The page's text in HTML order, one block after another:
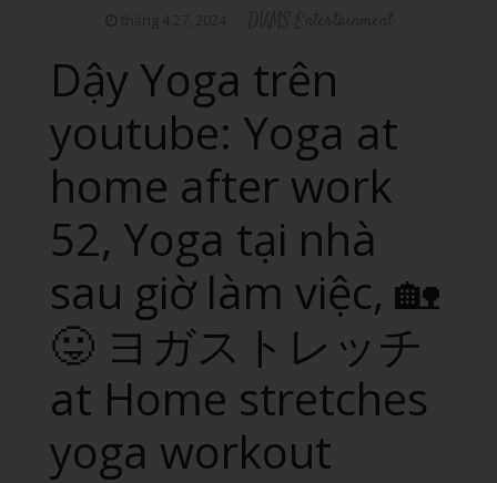
Dậy Yoga trên
youtube: Yoga at
home after work
52, Yoga tại nhà
sau giờ làm việc, 🏡
😛 ヨガストレッチ
at Home stretches
yoga workout